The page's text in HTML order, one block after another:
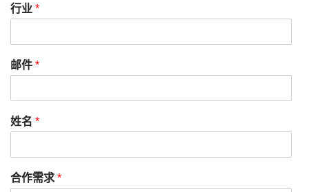
行业 *
邮件 *
姓名 *
合作需求 *